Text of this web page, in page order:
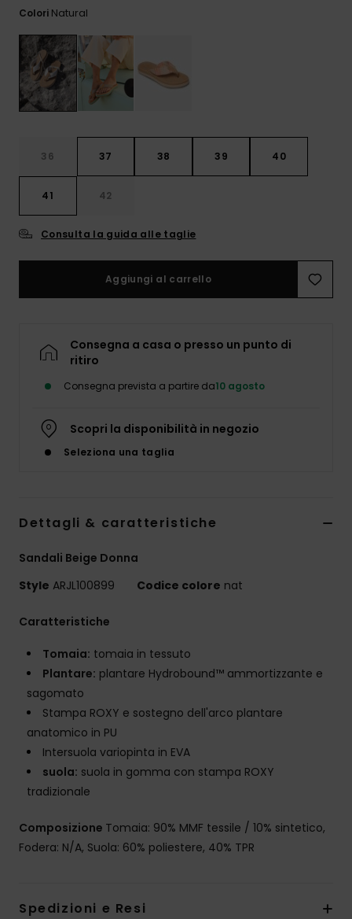
Costumi da
Lycra &
Accessori
Pantaloncini
ROXY APP
WISHLIST
Colori Natural
36 37 38 39 40
41 42
Consulta la guida alle taglie
Aggiungi al carrello
Consegna a casa o presso un punto di
ritiro
Consegna prevista a partire da10 agosto
Scopri la disponibilità in negozio
Seleziona una taglia
Dettagli & caratteristiche
Sandali Beige Donna
Style ARJL100899 Codice colore nat
Caratteristiche
Tomaia: tomaia in tessuto
Plantare: plantare Hydrobound™ ammortizzante e
sagomato
Stampa ROXY e sostegno dell'arco plantare
anatomico in PU
Intersuola variopinta in EVA
suola: suola in gomma con stampa ROXY
tradizionale
Composizione Tomaia: 90% MMF tessile / 10% sintetico,
Fodera: N/A, Suola: 60% poliestere, 40% TPR
Spedizioni e Resi